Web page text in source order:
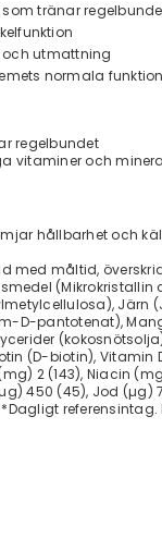
tränar
och utmattning
normala funktion
regelbundet
vitaminer och
hållbarhet och
med måltid,
Järn
D-pantotenat),
(D-biotin), Vitamin
2 (143), Niacin
450 (45), Jod (µg)